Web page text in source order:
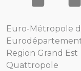
Euro-Métropole
Region Grand Est
Quattropole